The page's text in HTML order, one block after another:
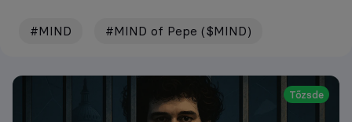
#MIND #MIND of Pepe ($MIND)
Tőzsde